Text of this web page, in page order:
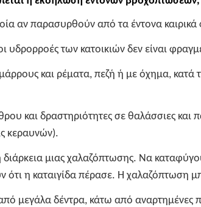
αν παρασυρθούν από τα έντονα
υδρορροές των κατοικιών δεν είναι
και ρέματα, πεζή ή με όχημα, κατά
και δραστηριότητες σε θαλάσσιες και
κεραυνών).
μιας χαλαζόπτωσης. Να
η καταιγίδα πέρασε. Η χαλαζόπτωση
μεγάλα δέντρα, κάτω από αναρτημένες